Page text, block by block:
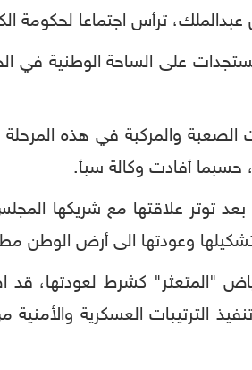
ترأس اجتماعا لحكومة
على الساحة الوطنية في
الصعبة والمركبة في هذه
حسبما أفادت وكالة سبأ.
علاقتها مع شريكها المجلس
وعودتها الى أرض الوطن
"المتعثر" كشرط لعودتها،
الترتيبات العسكرية والأمنية